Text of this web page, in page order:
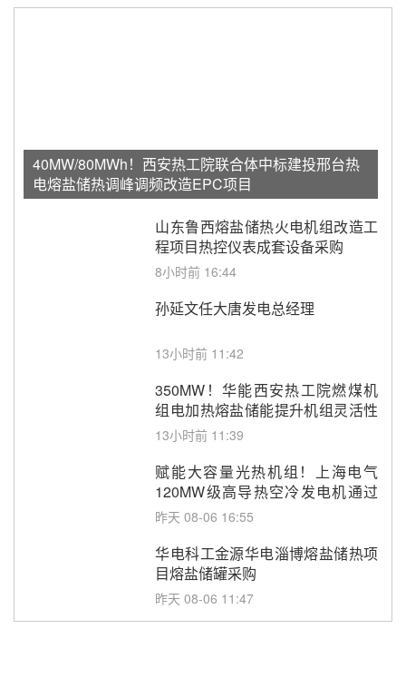
40MW/80MWh！西安热工院联合体中标建投邢台热
电熔盐储热调峰调频改造EPC项目
山东鲁西熔盐储热火电机组改造工
程项目热控仪表成套设备采购
8小时前 16:44
孙延文任大唐发电总经理
13小时前 11:42
350MW！华能西安热工院燃煤机
组电加热熔盐储能提升机组灵活性
改造项目初步设计第三方评审服务
13小时前 11:39
赋能大容量光热机组！上海电气
120MW级高导热空冷发电机通过
型式试验
昨天 08-06 16:55
华电科工金源华电淄博熔盐储热项
目熔盐储罐采购
昨天 08-06 11:47